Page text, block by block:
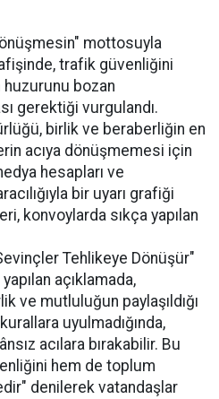
mottosuyla
trafik güvenliğini
bozan
gerektiği vurgulandı.
birlik ve beraberliğin en
acıya dönüşmemesi için
hesapları ve
bir uyarı grafiği
konvoylarda sıkça yapılan
Tehlikeye Dönüşür"
açıklamada,
ve mutluluğun paylaşıldığı
uyulmadığında,
acılara bırakabilir. Bu
hem de toplum
denilerek vatandaşlar